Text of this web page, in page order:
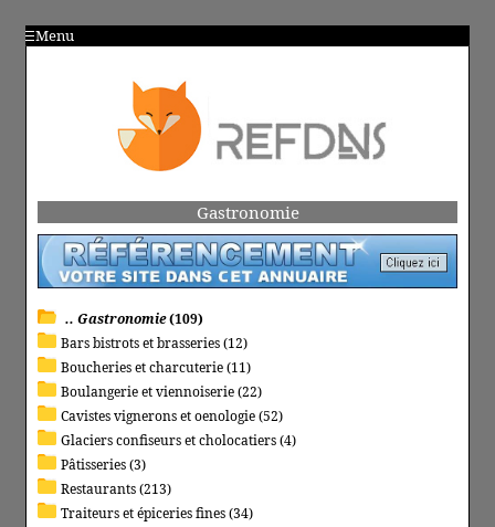
Menu
Gastronomie
.. Gastronomie(109)
Bars bistrots et brasseries (12)
Boucheries et charcuterie (11)
Boulangerie et viennoiserie (22)
Cavistes vignerons et oenologie (52)
Glaciers confiseurs et cholocatiers (4)
Pâtisseries (3)
Restaurants (213)
Traiteurs et épiceries fines (34)